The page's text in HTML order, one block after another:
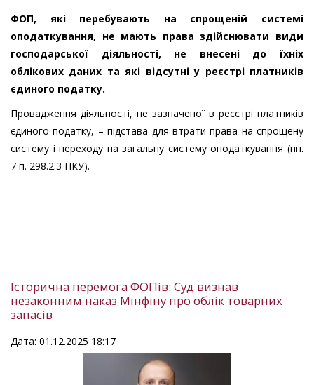
ФОП, які перебувають на спрощеній системі
оподаткування, не мають права здійснювати види
господарської діяльності, не внесені до їхніх
облікових даних та які відсутні у реєстрі платників
єдиного податку.
Провадження діяльності, не зазначеної в реєстрі платників
єдиного податку, – підстава для втрати права на спрощену
систему і переходу на загальну систему оподаткування (пп.
7 п. 298.2.3 ПКУ).
Історична перемога ФОПів: Суд визнав
незаконним наказ Мінфіну про облік товарних
запасів
Дата: 01.12.2025 18:17